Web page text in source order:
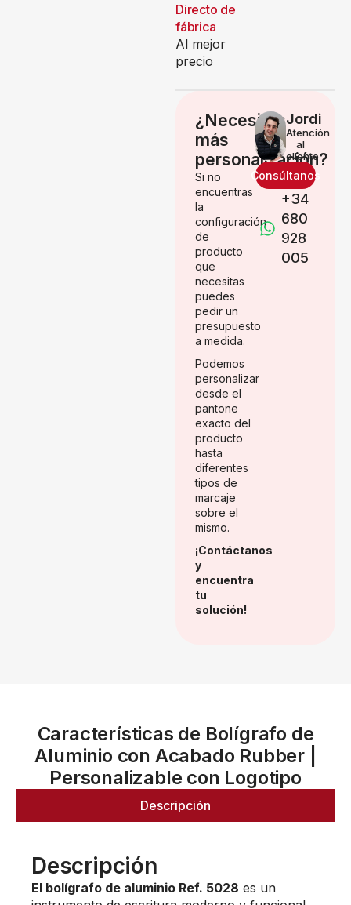
Directo de
fábrica
Al mejor
precio
¿Necesitas
más
personalización?
Si no
encuentras
la
configuración
de
producto
que
necesitas
puedes
pedir un
presupuesto
a medida.
Podemos
personalizar
desde el
pantone
exacto del
producto
hasta
diferentes
tipos de
marcaje
sobre el
mismo.
¡Contáctanos
y
encuentra
tu
solución!
Jordi
Atención
al
cliente
Consúltanos
+34
680
928
005
Características de Bolígrafo de
Aluminio con Acabado Rubber |
Personalizable con Logotipo
Descripción
Descripción
El bolígrafo de aluminio Ref. 5028 es un